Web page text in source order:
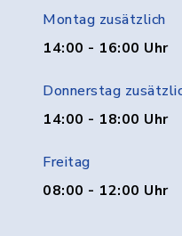
Montag zusätzlich
14:00 - 16:00 Uhr
Donnerstag
14:00 - 18:00 Uhr
Freitag
08:00 - 12:00 Uhr